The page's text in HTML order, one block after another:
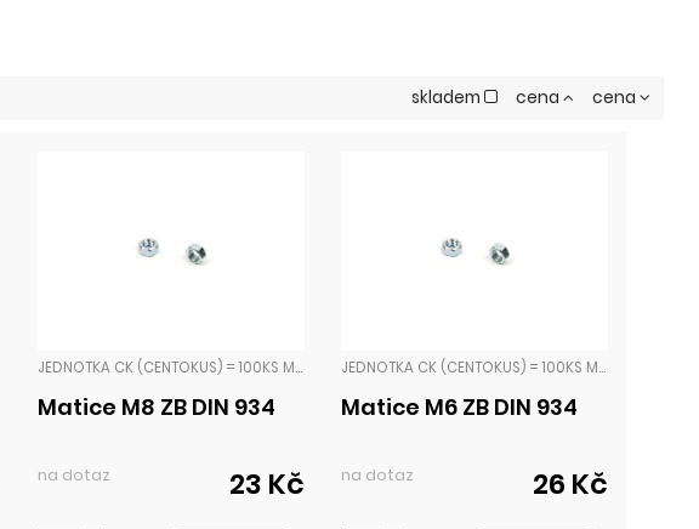
skladem cena cena
JEDNOTKA CK (CENTOKUS) = 100KS MATKY PŘESNÉ
Matice M8 ZB DIN 934
na dotaz 23 Kč
JEDNOTKA CK (CENTOKUS) = 100KS MATKY PŘESNÉ
Matice M6 ZB DIN 934
na dotaz 26 Kč